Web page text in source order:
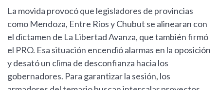
La movida provocó que legisladores de provincias
como Mendoza, Entre Ríos y Chubut se alinearan con
el dictamen de La Libertad Avanza, que también firmó
el PRO. Esa situación encendió alarmas en la oposición
y desató un clima de desconfianza hacia los
gobernadores. Para garantizar la sesión, los